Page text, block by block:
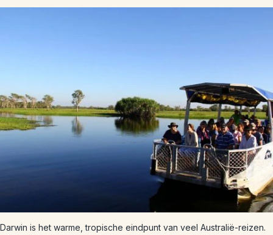
Darwin is het warme, tropische eindpunt van veel Australië-reizen.